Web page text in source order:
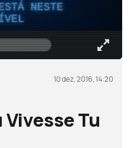
NESTE
10 dez, 2016, 14:20
Tu